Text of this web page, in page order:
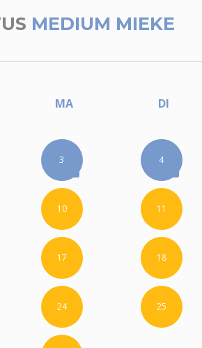
MEDIUM MIEKE
MA DI
3 4
10 11
17 18
24 25